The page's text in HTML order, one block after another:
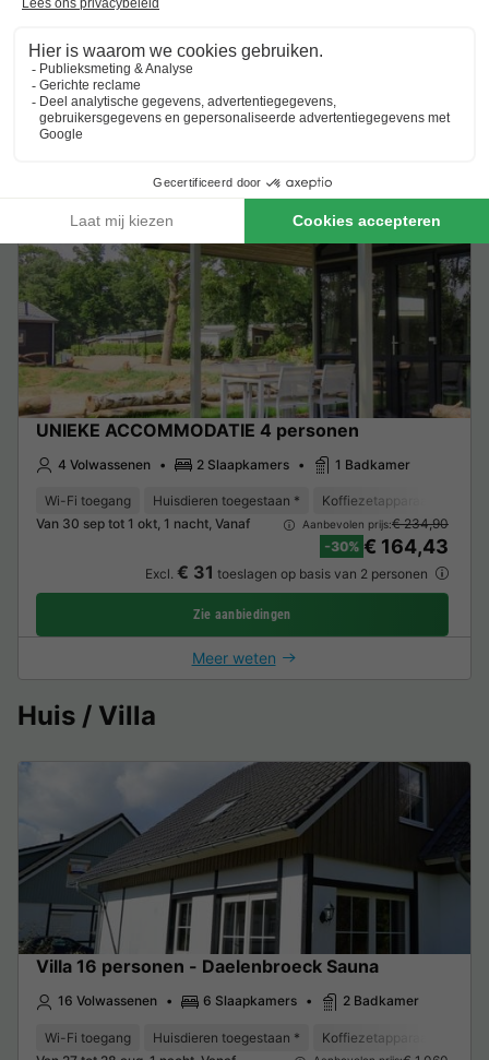
Meer weten
Zie andere accommodaties (1)
Tiny House
UNIEKE ACCOMMODATIE 4 personen
4 Volwassenen 2 Slaapkamers 1 Badkamer
Wi-Fi toegang Huisdieren toegestaan * Koffiezetapparaat
Van 30 sep tot 1 okt, 1 nacht, Vanaf
Aanbevolen prijs:€ 234,90
-30% € 164,43
Excl. € 31 toeslagen op basis van 2 personen
Zie aanbiedingen
Meer weten
Huis / Villa
Villa 16 personen - Daelenbroeck Sauna
16 Volwassenen 6 Slaapkamers 2 Badkamer
Wi-Fi toegang Huisdieren toegestaan * Koffiezetapparaat